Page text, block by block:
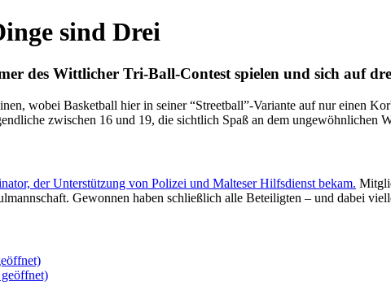
sind Drei
des Wittlicher Tri-Ball-Contest spielen und sich auf
wobei Basketball hier in seiner “Streetball”-Variante auf nur einen
zwischen 16 und 19, die sichtlich Spaß an dem ungewöhnlichen
der Unterstützung von Polizei und Malteser Hilfsdienst bekam.
Gewonnen haben schließlich alle Beteiligten – und dabei